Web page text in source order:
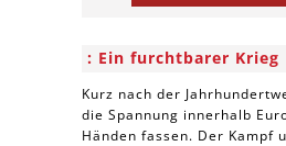
Ein furchtbarer Krieg
Kurz nach der
die Spannung innerhalb
Händen fassen. Der Kampf